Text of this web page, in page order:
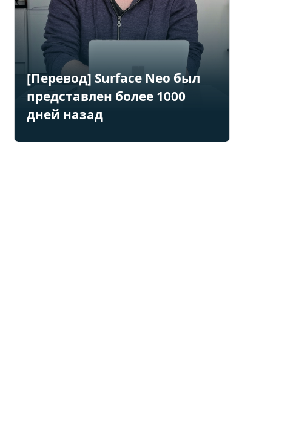
[Перевод] Surface Neo был
представлен более 1000
дней назад